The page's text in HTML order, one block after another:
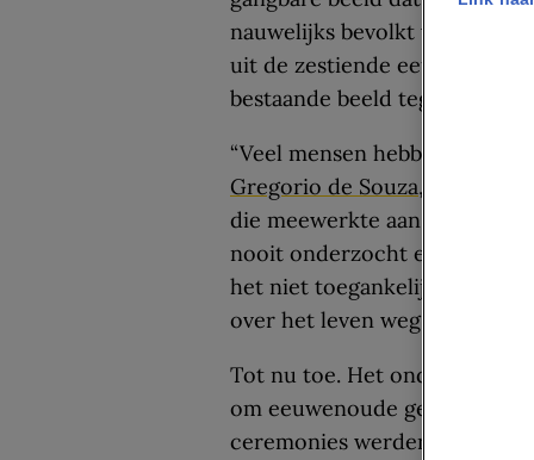
nauwelijks bevolkt was. Dat
uit de zestiende eeuw over
bestaande beeld tegenspreken.
“Veel mensen hebben het
Gregorio de Souza, een
die meewerkte aan het
nooit onderzocht en is
het niet toegankelijk voor
over het leven weg van de
Tot nu toe. Het
om eeuwenoude geogliefen
ceremonies werden gebruikt)